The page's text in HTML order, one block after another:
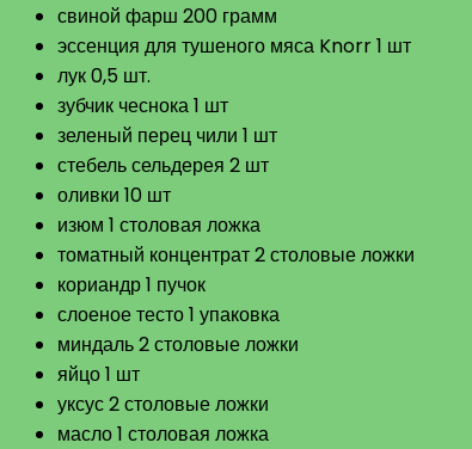
свиной фарш 200 грамм
эссенция для тушеного мяса Knorr 1 шт
лук 0,5 шт.
зубчик чеснока 1 шт
зеленый перец чили 1 шт
стебель сельдерея 2 шт
оливки 10 шт
изюм 1 столовая ложка
томатный концентрат 2 столовые ложки
кориандр 1 пучок
слоеное тесто 1 упаковка
миндаль 2 столовые ложки
яйцо 1 шт
уксус 2 столовые ложки
масло 1 столовая ложка